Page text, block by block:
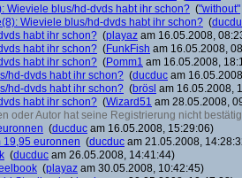
Wieviele blus/hd-dvds habt ihr schon? ("without"
Wieviele blus/hd-dvds habt ihr schon? (
habt ihr schon? (playaz am 16.05.2008,
habt ihr schon? (FunkFish am 16.05.2008,
habt ihr schon? (Pomm1 am 16.05.2008,
hd-dvds habt ihr schon? (ducduc am
hd-dvds habt ihr schon? (brösl am 16.05.2008,
habt ihr schon? (Wizard51 am 28.05.2008,
oder Autor hat seine Registrierung nicht
(ducduc am 16.05.2008, 15:29:06)
19,95 euronnen (ducduc am 21.05.2008,
(ducduc am 26.05.2008, 14:41:44)
(playaz am 30.05.2008, 10:42:45)